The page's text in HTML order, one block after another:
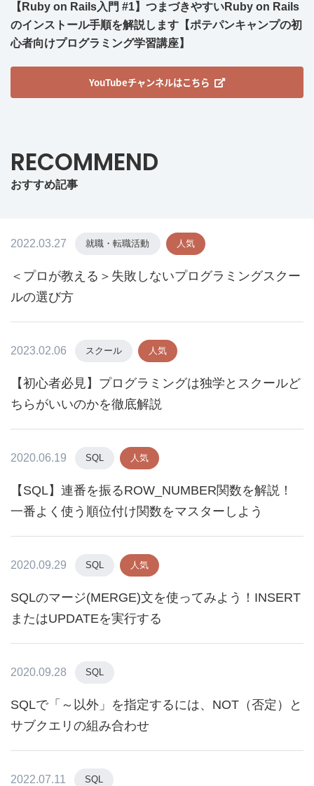
【Ruby on Rails入門 #1】つまづきやすいRuby on Rails
のインストール手順を解説します【ポテパンキャンプの初
心者向けプログラミング学習講座】
YouTubeチャンネルはこちら
RECOMMEND
おすすめ記事
2022.03.27 就職・転職活動 人気
＜プロが教える＞失敗しないプログラミングスクー
ルの選び方
2023.02.06 スクール 人気
【初心者必見】プログラミングは独学とスクールど
ちらがいいのかを徹底解説
2020.06.19 SQL 人気
【SQL】連番を振るROW_NUMBER関数を解説！
一番よく使う順位付け関数をマスターしよう
2020.09.29 SQL 人気
SQLのマージ(MERGE)文を使ってみよう！INSERT
またはUPDATEを実行する
2020.09.28 SQL
SQLで「～以外」を指定するには、NOT（否定）と
サブクエリの組み合わせ
2022.07.11 SQL